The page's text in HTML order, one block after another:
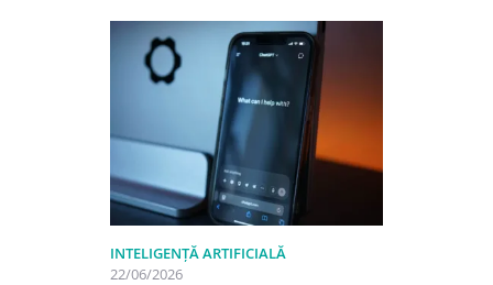
INTELIGENȚĂ ARTIFICIALĂ
22/06/2026